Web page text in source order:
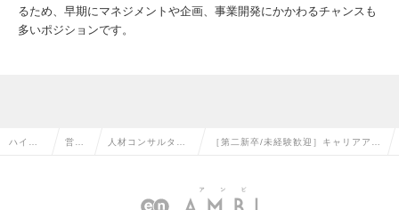
るため、早期にマネジメントや企画、事業開発にかかわるチャンスも
多いポジションです。
ハイク 営業 人材コンサルタン
ターの転職
［第二新卒/未経験歓迎］キャリアアド
京勤務の求人情報